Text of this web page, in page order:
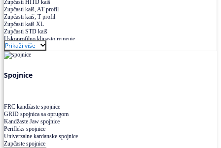
Zupčasti HITD kaiš
Zupčasti kaiš, AT profil
Zupčasti kaiš, T profil
Zupčasti kaiš XL
Zupčasti STD kaiš
Uskoprofilno klinasto remenje
Uskoprofilno klinasto remenje spojeno
Uskoprofilno klinasto remenje XP extra power
Višekanalno remenje PJ,PK
Prikaži više
Spojnice
FRC kandžaste spojnice
GRID spojnica sa oprugom
Kandžaste Jaw spojnice
Perifleks spojnice
Univerzalne kardanske spojnice
Zupčaste spojnice